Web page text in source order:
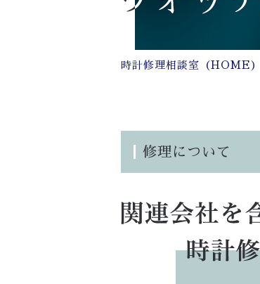
時計修理相談室（HOME）
修理について